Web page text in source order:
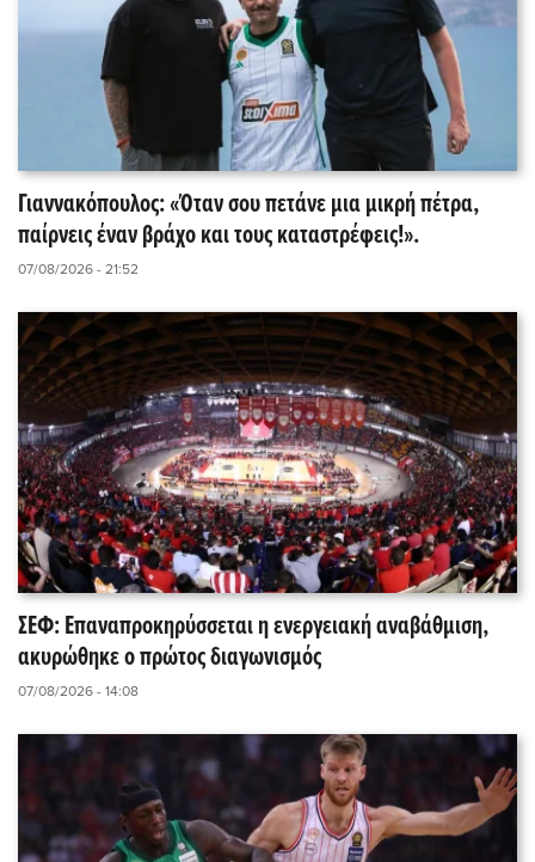
Γιαννακόπουλος: «Όταν σου πετάνε μια μικρή πέτρα,
παίρνεις έναν βράχο και τους καταστρέφεις!».
07/08/2026 - 21:52
ΣΕΦ: Επαναπροκηρύσσεται η ενεργειακή αναβάθμιση,
ακυρώθηκε ο πρώτος διαγωνισμός
07/08/2026 - 14:08